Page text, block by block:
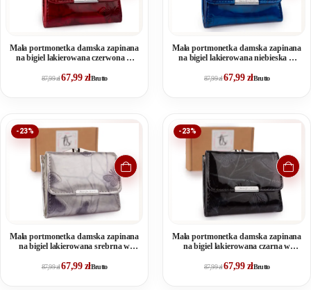
Mała portmonetka damska zapinana
na bigiel lakierowana czerwona w
87,99zł67,99 złBrutto
Mała portmonetka damska zapinana
na bigiel lakierowana niebieska w
87,99zł67,99 złBrutto
-23%
Mała portmonetka damska zapinana
na bigiel lakierowana srebrna w
87,99zł67,99 złBrutto
-23%
Mała portmonetka damska zapinana
na bigiel lakierowana czarna w
87,99zł67,99 złBrutto